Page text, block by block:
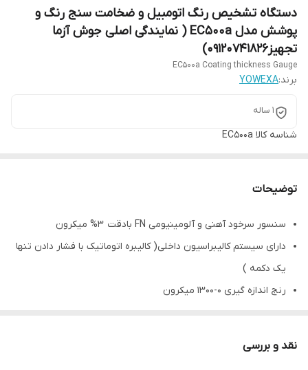
دستگاه تشخیص رنگ اتومبیل و ضخامت سنج رنگ و
پوشش مدل EC500a ( نمایندگی اصلی جوش آزما
تجهیز09120741826)
EC500a Coating thickness Gauge
برند:YOWEXA
1 ساله
شناسه کالا EC500a
توضیحات
سنسور سرخود آهنی و آلومینیومی FN بادقت 3% میکرون
دارای سیستم کالیبراسیون داخلی( کالیبره اتوماتیک با فشار دادن تنها
یک دکمه )
رنج اندازه گیری 0-1300 میکرون
سفارش کره
نقد و بررسی